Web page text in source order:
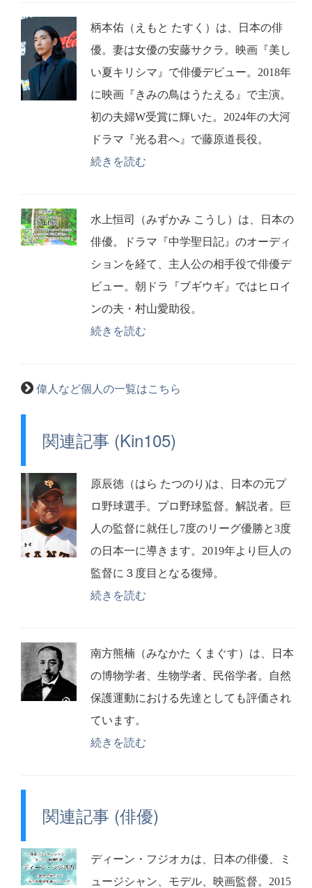
柄本佑（えもと たすく）は、日本の俳
優。妻は女優の安藤サクラ。映画『美し
い夏キリシマ』で俳優デビュー。2018年
に映画『きみの鳥はうたえる』で主演。
初の夫婦W受賞に輝いた。2024年の大河
ドラマ『光る君へ』で藤原道長役。
続きを読む
水上恒司（みずかみ こうし）は、日本の
俳優。ドラマ『中学聖日記』のオーディ
ションを経て、主人公の相手役で俳優デ
ビュー。朝ドラ『ブギウギ』ではヒロイ
ンの夫・村山愛助役。
続きを読む
偉人など個人の一覧はこちら
関連記事 (Kin105)
原辰徳（はら たつのり)は、日本の元プ
ロ野球選手。プロ野球監督。解説者。巨
人の監督に就任し7度のリーグ優勝と3度
の日本一に導きます。2019年より巨人の
監督に３度目となる復帰。
続きを読む
南方熊楠（みなかた くまぐす）は、日本
の博物学者、生物学者、民俗学者。自然
保護運動における先達としても評価され
ています。
続きを読む
関連記事 (俳優)
ディーン・フジオカは、日本の俳優、ミ
ュージシャン、モデル、映画監督。2015